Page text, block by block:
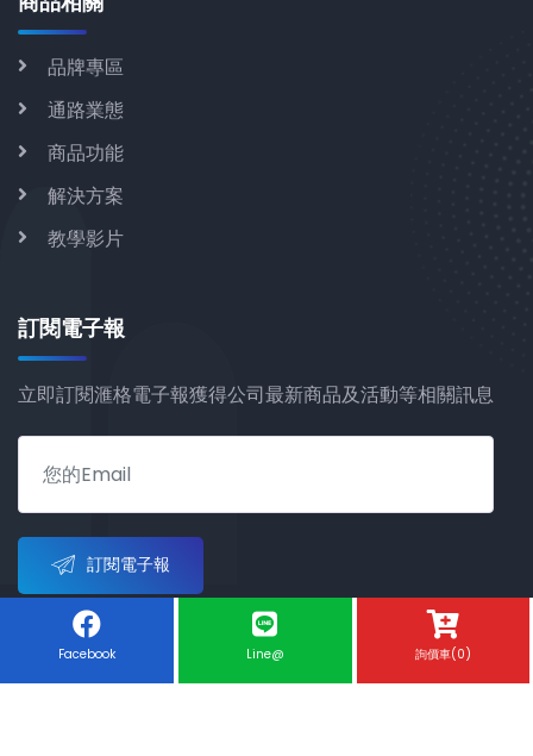
品牌專區
通路業態
商品功能
解決方案
教學影片
訂閱電子報
立即訂閱滙格電子報獲得公司最新商品及活動等相關訊息
訂閱電子報
Facebook Line@ 詢價車(0)